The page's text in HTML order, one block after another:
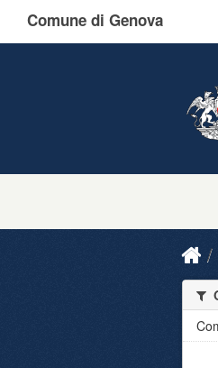
Comune di Genova